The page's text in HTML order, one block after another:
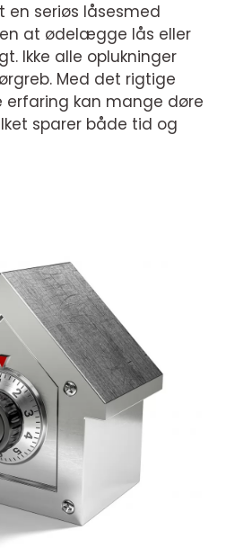
en seriøs låsesmed
at ødelægge lås eller
Ikke alle oplukninger
Med det rigtige
kan mange døre
sparer både tid og